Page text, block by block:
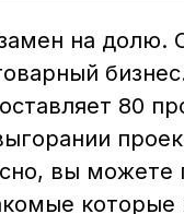
на долю.
80
вы